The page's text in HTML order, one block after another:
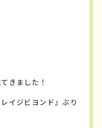
きました！
イジビヨンド』ぶり